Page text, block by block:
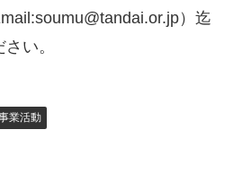
）迄
い。
業活動